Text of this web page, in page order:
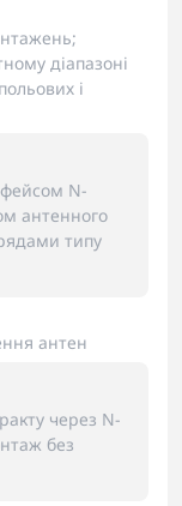
діапазоні
і
N-
антенного
типу
антен
через N-
без